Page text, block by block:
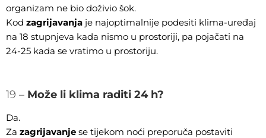
organizam ne bio doživio šok.
Kod zagrijavanja je najoptimalnije podesiti klima-uređaj
na 18 stupnjeva kada nismo u prostoriji, pa pojačati na
24-25 kada se vratimo u prostoriju.
19 – Može li klima raditi 24 h?
Da.
Za zagrijavanje se tijekom noći preporuča postaviti